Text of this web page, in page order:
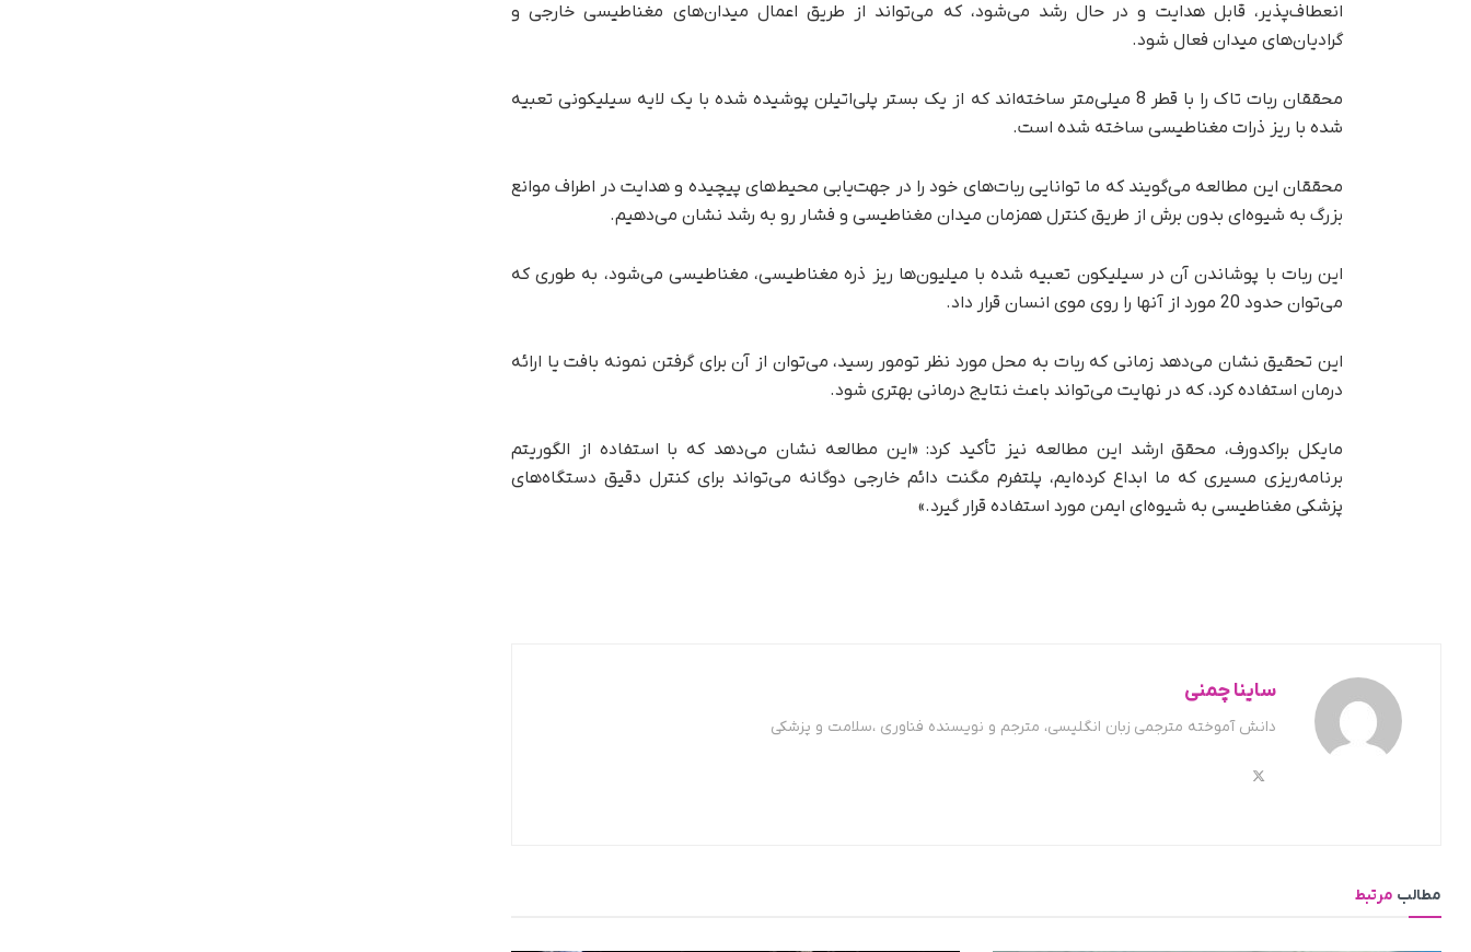
انعطاف‌پذیر، قابل هدایت و در حال رشد می‌شود، که می‌تواند از طریق اعمال میدان‌های مغناطیسی خارجی و
گرادیان‌های میدان فعال شود.
محققان ربات تاک را با قطر 8 میلی‌متر ساخته‌اند که از یک بستر پلی‌اتیلن پوشیده شده با یک لایه سیلیکونی تعبیه
شده با ریز ذرات مغناطیسی ساخته شده است.
محققان این مطالعه می‌گویند که ما توانایی ربات‌های خود را در جهت‌یابی محیط‌های پیچیده و هدایت در اطراف موانع
بزرگ به شیوه‌ای بدون برش از طریق کنترل همزمان میدان مغناطیسی و فشار رو به رشد نشان می‌دهیم.
این ربات با پوشاندن آن در سیلیکون تعبیه شده با میلیون‌ها ریز ذره مغناطیسی، مغناطیسی می‌شود، به طوری که
می‌توان حدود 20 مورد از آنها را روی موی انسان قرار داد.
این تحقیق نشان می‌دهد زمانی که ربات به محل مورد نظر تومور رسید، می‌توان از آن برای گرفتن نمونه بافت یا ارائه
درمان استفاده کرد، که در نهایت می‌تواند باعث نتایج درمانی بهتری شود.
مایکل براکدورف، محقق ارشد این مطالعه نیز تأکید کرد: «این مطالعه نشان می‌دهد که با استفاده از الگوریتم
برنامه‌ریزی مسیری که ما ابداع کرده‌ایم، پلتفرم مگنت دائم خارجی دوگانه می‌تواند برای کنترل دقیق دستگاه‌های
پزشکی مغناطیسی به شیوه‌ای ایمن مورد استفاده قرار گیرد.»
ساینا چمنی
دانش آموخته مترجمی زبان انگلیسی، مترجم و نویسنده فناوری ،سلامت و پزشکی
مطالب مرتبط